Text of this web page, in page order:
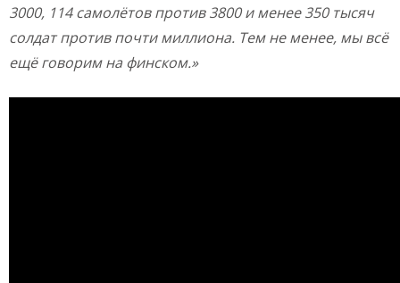
3000, 114 самолётов против 3800 и менее 350 тысяч
солдат против почти миллиона. Тем не менее, мы всё
ещё говорим на финском.»